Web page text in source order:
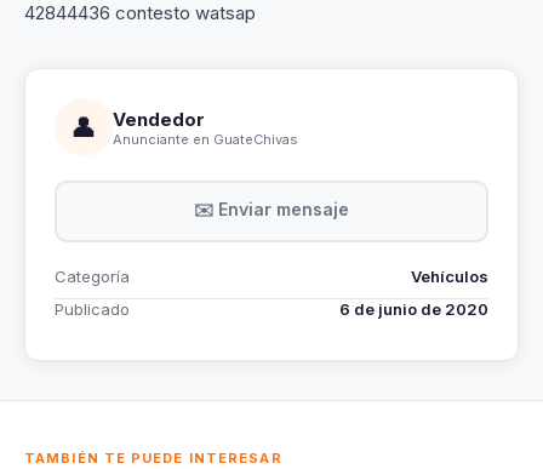
42844436 contesto watsap
👤 Vendedor
Anunciante en GuateChivas
✉️ Enviar mensaje
Categoría
Vehículos
Publicado
6 de junio de 2020
TAMBIÉN TE PUEDE INTERESAR